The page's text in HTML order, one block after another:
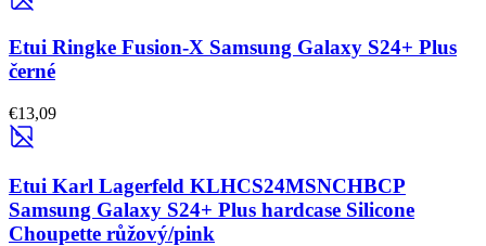
Etui Ringke Fusion-X Samsung Galaxy S24+ Plus
černé
€13,09
Etui Karl Lagerfeld KLHCS24MSNCHBCP
Samsung Galaxy S24+ Plus hardcase Silicone
Choupette růžový/pink